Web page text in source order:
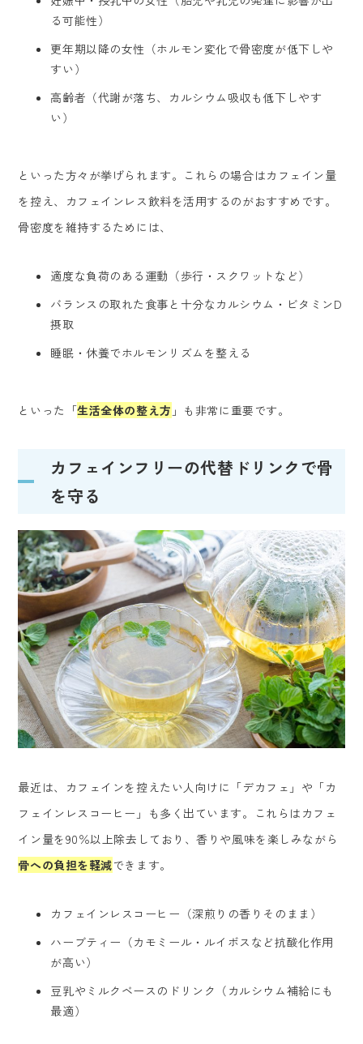
る可能性）
更年期以降の女性（ホルモン変化で骨密度が低下しや
すい）
高齢者（代謝が落ち、カルシウム吸収も低下しやす
い）
といった方々が挙げられます。これらの場合はカフェイン量
を控え、カフェインレス飲料を活用するのがおすすめです。
骨密度を維持するためには、
適度な負荷のある運動（歩行・スクワットなど）
バランスの取れた食事と十分なカルシウム・ビタミンD
摂取
睡眠・休養でホルモンリズムを整える
といった「生活全体の整え方 」も非常に重要です。
カフェインフリーの代替ドリンクで骨
を守る
最近は、カフェインを控えたい人向けに「デカフェ」や「カ
フェインレスコーヒー」も多く出ています。これらはカフェ
イン量を90％以上除去しており、香りや風味を楽しみながら
骨への負担を軽減できます。
カフェインレスコーヒー（深煎りの香りそのまま）
ハーブティー（カモミール・ルイボスなど抗酸化作用
が高い）
豆乳やミルクベースのドリンク（カルシウム補給にも
最適）